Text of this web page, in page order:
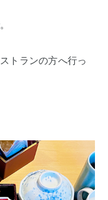
トランの方へ行っ